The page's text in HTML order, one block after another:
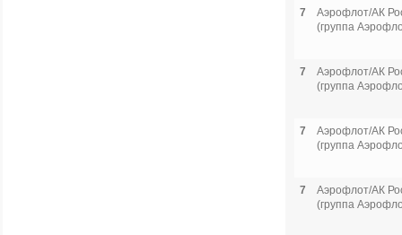
7
Аэрофлот/АК
(группа
7
Аэрофлот/АК
(группа
7
Аэрофлот/АК
(группа
7
Аэрофлот/АК
(группа